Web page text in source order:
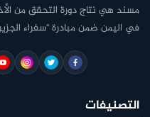
مسند هي نتاج دورة التحقق من
في اليمن ضمن مبادرة "سفراء
التصنيفات